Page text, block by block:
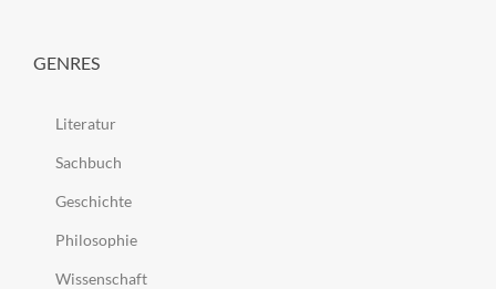
GENRES
Literatur
Sachbuch
Geschichte
Philosophie
Wissenschaft